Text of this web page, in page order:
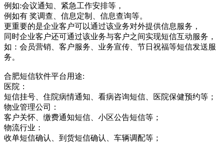
例如:会议通知、紧急工作安排等，
例如有 奖调查、信息定制、信息查询等。
更重要的是企业客户可以通过该业务对外提供信息服务，
同时企业客户还可通过该业务与客户之间实现短信互动服务，
如：会员营销、客户服务、业务宣传、节日祝福等短信发送服
务。
合肥短信软件平台用途:
医院：
短信挂号、住院病情通知、看病咨询短信、医院保健预约等；
物业管理公司：
客户关怀、缴费通知短信、小区公告短信等；
物流行业：
收单短信确认、到货短信确认、车辆调配等；